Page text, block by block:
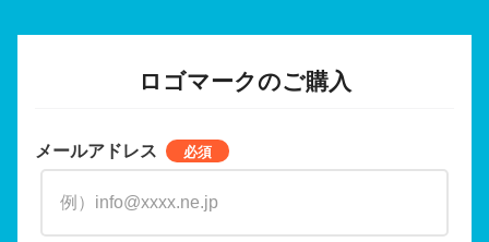
ロゴマークのご購入
メールアドレス